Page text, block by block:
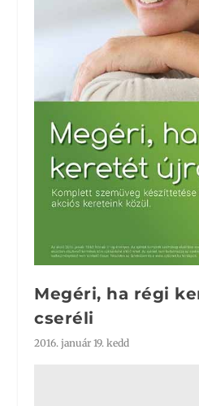
Megéri, ha régi
cseréli
2016. január 19. kedd